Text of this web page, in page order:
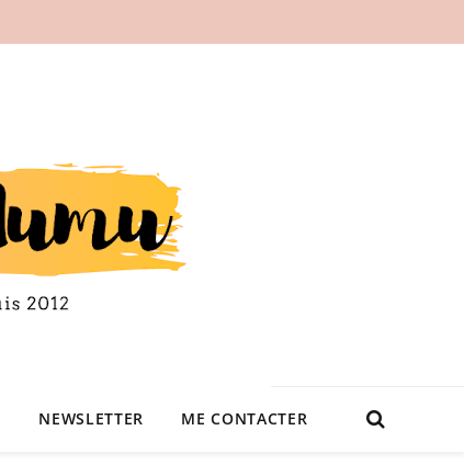
NEWSLETTER ME CONTACTER